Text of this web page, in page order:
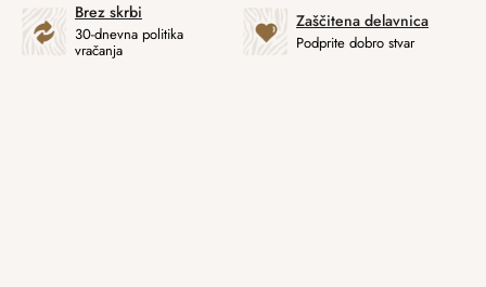
Brez skrbi
30-dnevna politika
vračanja
Zaščitena delavnica
Podprite dobro stvar